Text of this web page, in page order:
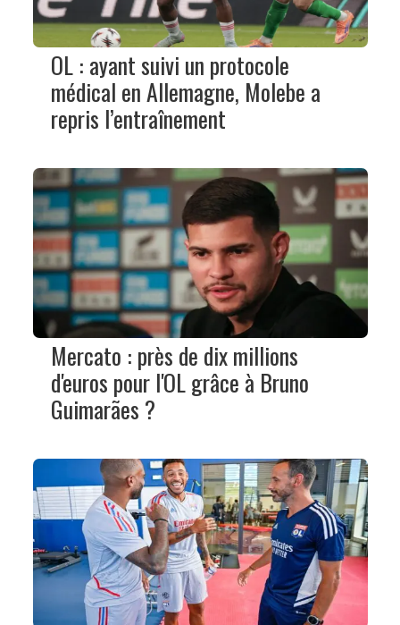
OL : ayant suivi un protocole
médical en Allemagne, Molebe a
repris l’entraînement
Mercato : près de dix millions
d'euros pour l'OL grâce à Bruno
Guimarães ?